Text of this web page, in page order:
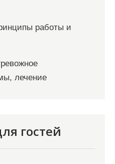
работы и
лечение
гостей